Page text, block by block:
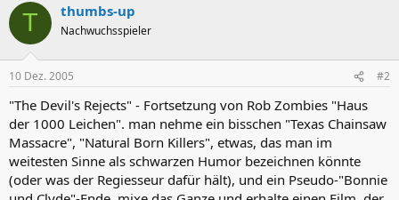
T thumbs-up
Nachwuchsspieler
10 Dez. 2005 #2
"The Devil's Rejects" - Fortsetzung von Rob Zombies "Haus
der 1000 Leichen". man nehme ein bisschen "Texas Chainsaw
Massacre", "Natural Born Killers", etwas, das man im
weitesten Sinne als schwarzen Humor bezeichnen könnte
(oder was der Regiesseur dafür hält), und ein Pseudo-"Bonnie